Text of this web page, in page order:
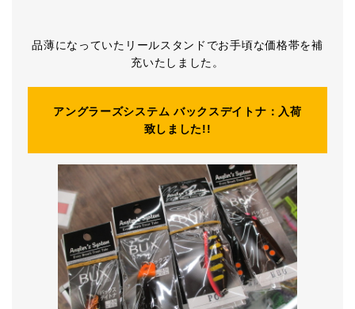
品薄になっていたリールスタンドでお手頃な価格帯を補
充いたしました。
アングラーズシステム バックスデイトナ：入荷
致しました!!